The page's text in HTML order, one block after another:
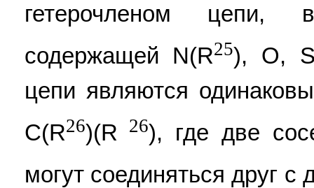
гетерочленом цепи,
содержащей N(R25), O,
цепи являются
C(R26)(R 26), где две
могут соединяться друг